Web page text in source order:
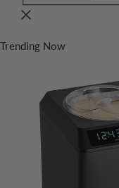
Trending Now